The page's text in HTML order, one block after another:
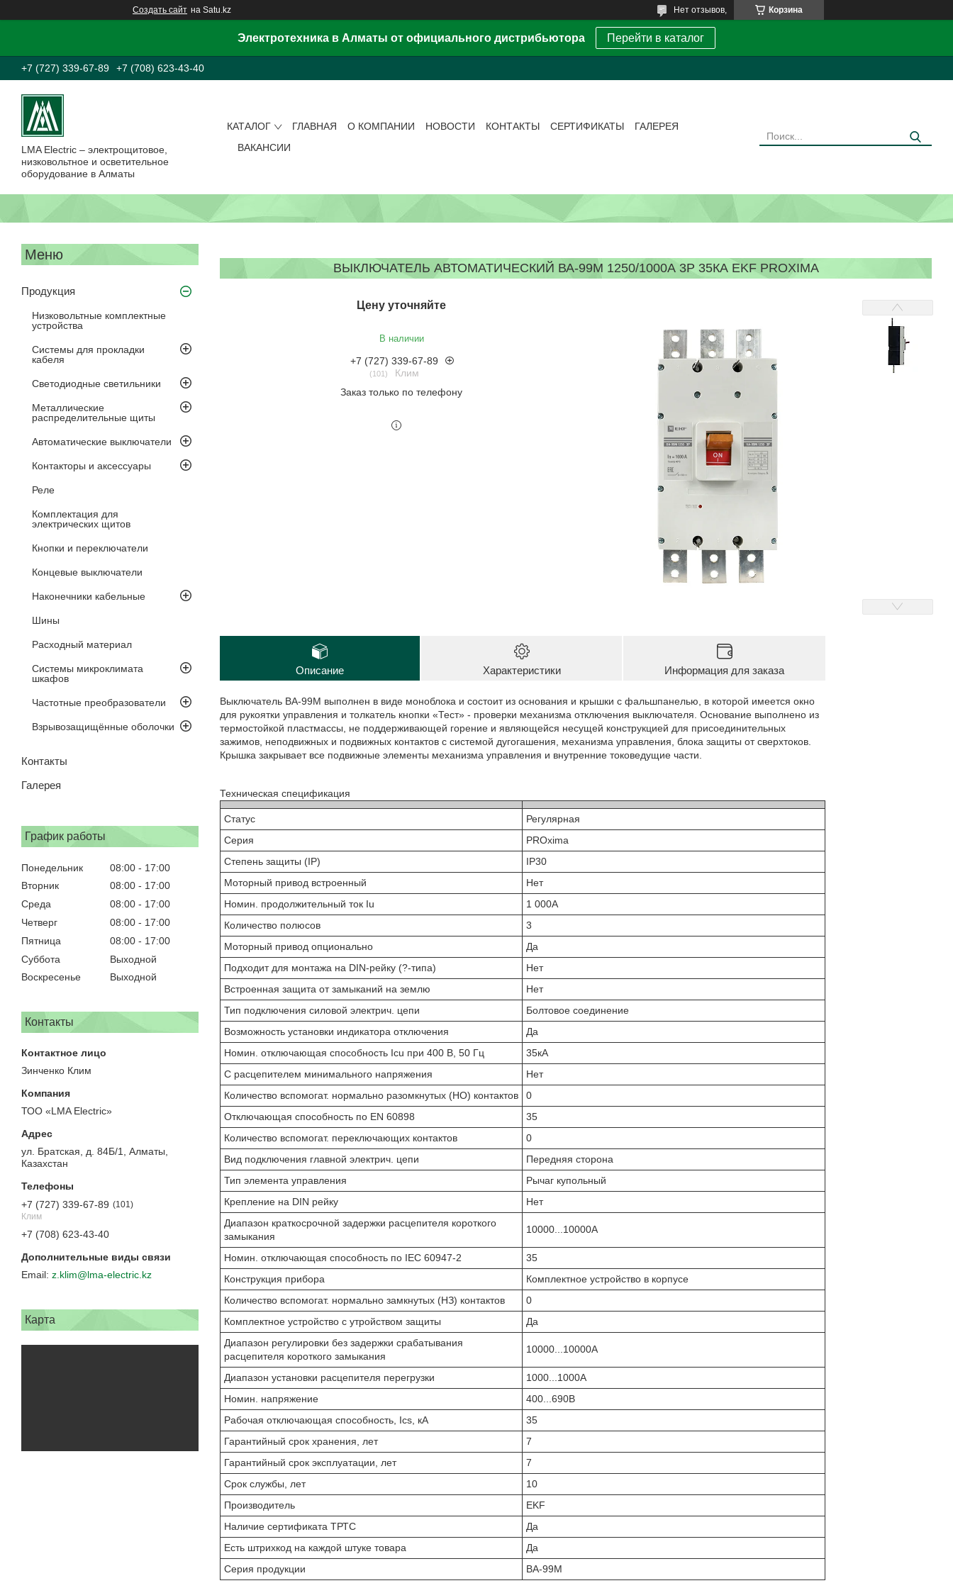
Создать сайт на Satu.kz Корзина
Нет отзывов,
Электротехника в Алматы от официального дистрибьютора Перейти в каталог
+7 (727) 339-67-89 +7 (708) 623-43-40
LMA Electric – электрощитовое,
низковольтное и осветительное
оборудование в Алматы
КАТАЛОГ ГЛАВНАЯ О КОМПАНИИ НОВОСТИ КОНТАКТЫ СЕРТИФИКАТЫ
ГАЛЕРЕЯ
ВАКАНСИИ
Продукция
Низковольтные комплектные
устройства
Системы для прокладки
кабеля
Светодиодные светильники
Металлические
распределительные щиты
Автоматические выключатели
Контакторы и аксессуары
Реле
Комплектация для
электрических щитов
Кнопки и переключатели
Концевые выключатели
Наконечники кабельные
Шины
Расходный материал
Системы микроклимата
шкафов
Частотные преобразователи
Взрывозащищённые оболочки
Контакты
Галерея
График работы
Понедельник 08:00
17:00
Вторник
08:00
17:00
Среда
08:00
17:00
Четверг
08:00
17:00
Пятница
08:00
17:00
Суббота
Выходной
Воскресенье
Выходной
Контакты
Зинченко Клим
ТОО «LMA Electric»
ул. Братская, д. 84Б/1, Алматы,
Казахстан
+7 (727) 339-67-89
101
Клим
+7 (708) 623-43-40
z.klim@lma-electric.kz
Карта
ВЫКЛЮЧАТЕЛЬ АВТОМАТИЧЕСКИЙ ВА-99М 1250/1000А 3P 35КА EKF PROXIMA
Цену уточняйте
В наличии
+7 (727) 339-67-89
101
Клим
Заказ только по телефону
Описание Характеристики Информация для заказа
Выключатель ВА-99М выполнен в виде моноблока и состоит из основания и крышки с фальшпанелью, в которой имеется окно
для рукоятки управления и толкатель кнопки «Тест» - проверки механизма отключения выключателя. Основание выполнено из
термостойкой пластмассы, не поддерживающей горение и являющейся несущей конструкцией для присоединительных
зажимов, неподвижных и подвижных контактов с системой дугогашения, механизма управления, блока защиты от сверхтоков.
Крышка закрывает все подвижные элементы механизма управления и внутренние токоведущие части.
Техническая спецификация
Статус
Регулярная
Серия
PROxima
Степень защиты (IP)
IP30
Моторный привод встроенный
Нет
Номин. продолжительный ток Iu
1 000А
Количество полюсов
3
Моторный привод опционально
Да
Подходит для монтажа на DIN-рейку (?-типа)
Нет
Встроенная защита от замыканий на землю
Нет
Тип подключения силовой электрич. цепи
Болтовое соединение
Возможность установки индикатора отключения
Да
Номин. отключающая способность Icu при 400 В, 50 Гц
35кА
С расцепителем минимального напряжения
Нет
Количество вспомогат. нормально разомкнутых (НО) контактов
0
Отключающая способность по EN 60898
35
Количество вспомогат. переключающих контактов
0
Вид подключения главной электрич. цепи
Передняя сторона
Тип элемента управления
Рычаг купольный
Крепление на DIN рейку
Нет
Диапазон краткосрочной задержки расцепителя короткого
замыкания
10000...10000А
Номин. отключающая способность по IEC 60947-2
35
Конструкция прибора
Комплектное устройство в корпусе
Количество вспомогат. нормально замкнутых (НЗ) контактов
0
Комплектное устройство с утройством защиты
Да
Диапазон регулировки без задержки срабатывания
расцепителя короткого замыкания
10000...10000А
Диапазон установки расцепителя перегрузки
1000...1000А
Номин. напряжение
400...690В
Рабочая отключающая способность, Ics, кА
35
Гарантийный срок хранения, лет
7
Гарантийный срок эксплуатации, лет
7
Срок службы, лет
10
Производитель
EKF
Наличие сертификата ТРТС
Да
Есть штрихкод на каждой штуке товара
Да
Серия продукции
ВА-99М